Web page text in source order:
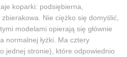
koparki: podsiębierna,
Nie ciężko się domyślić,
modelami opierają się głównie
normalnej łyżki. Ma cztery
jednej stronie), które odpowiednio